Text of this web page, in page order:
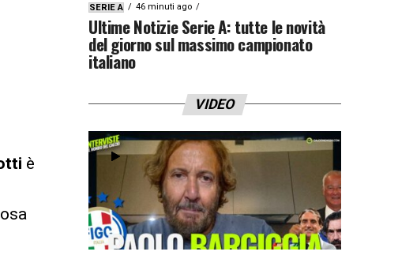
è
SERIE A 46 minuti ago
Ultime Notizie Serie A: tutte le novità
del giorno sul massimo campionato
italiano
VIDEO